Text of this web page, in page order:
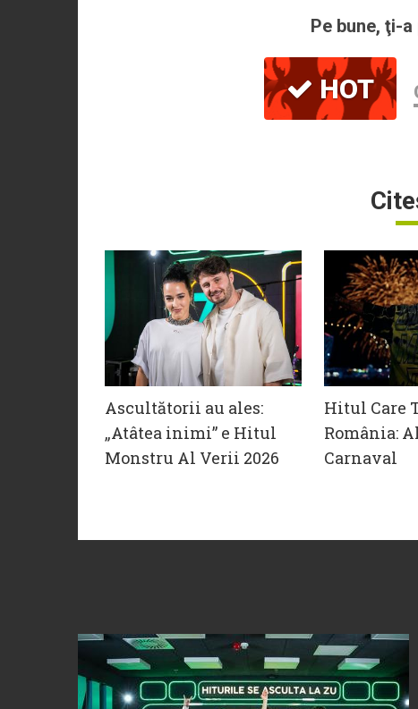
Pe bune, ţi-
HOT
Ascultătorii au ales:
„Atâtea inimi” e Hitul
Monstru Al Verii 2026
Hitul Care
România:
Carnaval